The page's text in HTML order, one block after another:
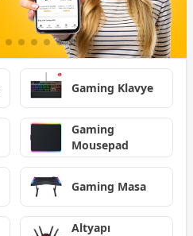
Gaming Klavye
Gaming
Mousepad
Gaming Masa
Altyapı